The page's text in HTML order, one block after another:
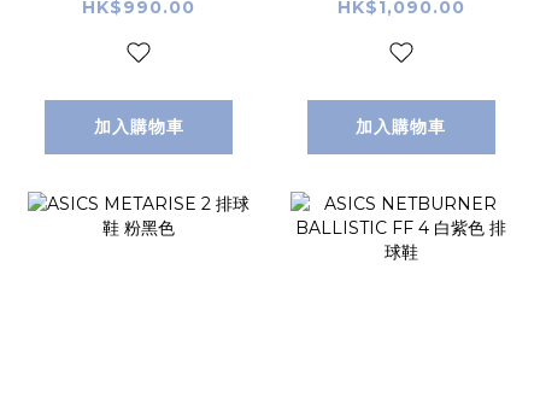
鞋
HK$990.00
加入購物車
球鞋
HK$1,090.00
加入購物車